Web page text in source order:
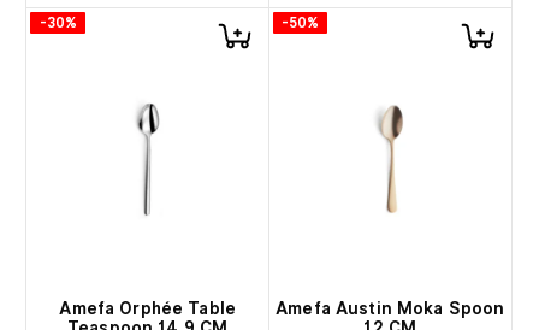
-30%
Amefa Orphée Table
-50%
Amefa Austin Moka Spoon